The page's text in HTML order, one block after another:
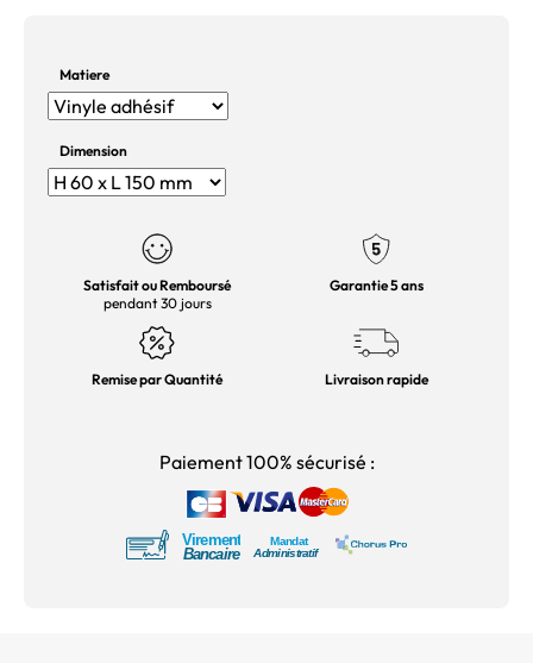
Matiere
Dimension
Satisfait ou Remboursé
pendant 30 jours
Garantie 5 ans
Remise par Quantité Livraison rapide
Paiement 100% sécurisé :